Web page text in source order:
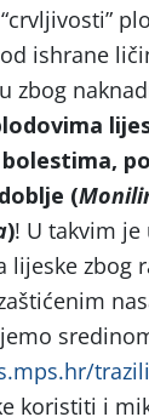
ishrane
zbog
(
)! U takvim
lijeske zbog
koristiti i